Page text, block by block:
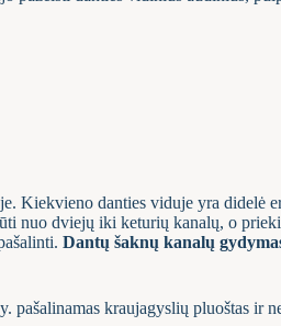
Kiekvieno danties viduje yra didelė
nuo dviejų iki keturių kanalų, o
Dantų šaknų kanalų
kraujagyslių pluoštas ir